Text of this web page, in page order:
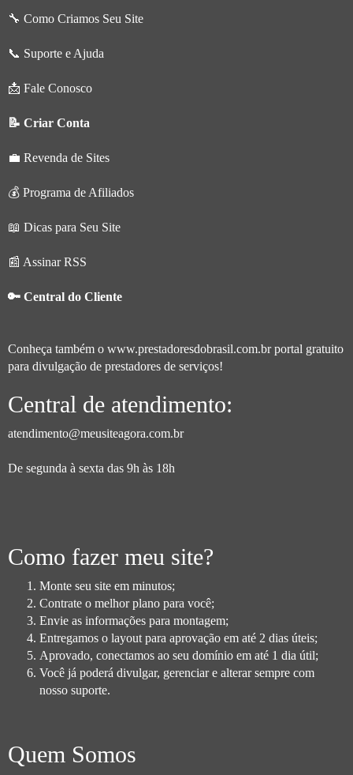
🔧 Como Criamos Seu Site
📞 Suporte e Ajuda
📩 Fale Conosco
📝 Criar Conta
💼 Revenda de Sites
💰 Programa de Afiliados
📖 Dicas para Seu Site
📰 Assinar RSS
🔑 Central do Cliente
Conheça também o www.prestadoresdobrasil.com.brportal gratuito
para divulgação de prestadores de serviços!
Central de atendimento:
atendimento@meusiteagora.com.br
De segunda à sexta das 9h às 18h
Como fazer meu site?
Monte seu site em minutos;
Contrate o melhor plano para você;
Envie as informações para montagem;
Entregamos o layout para aprovação em até 2 dias úteis;
Aprovado, conectamos ao seu domínio em até 1 dia útil;
Você já poderá divulgar, gerenciar e alterar sempre com
nosso suporte.
Quem Somos